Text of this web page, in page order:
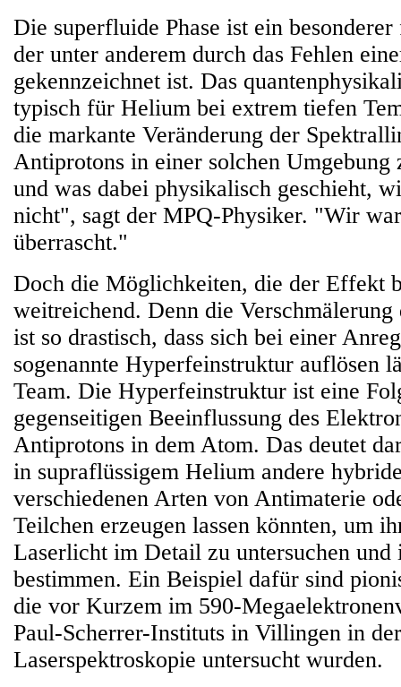
Die superfluide Phase ist ein
der unter anderem durch das Fehlen
gekennzeichnet ist. Das
typisch für Helium bei extrem tiefen
die markante Veränderung der
Antiprotons in einer solchen Umgebung
und was dabei physikalisch geschieht,
nicht", sagt der MPQ-Physiker. "Wir
überrascht."
Doch die Möglichkeiten, die der Effekt
weitreichend. Denn die Verschmälerung
ist so drastisch, dass sich bei einer
sogenannte Hyperfeinstruktur auflösen
Team. Die Hyperfeinstruktur ist eine
gegenseitigen Beeinflussung des
Antiprotons in dem Atom. Das deutet
in supraflüssigem Helium andere
verschiedenen Arten von Antimaterie
Teilchen erzeugen lassen könnten, um
Laserlicht im Detail zu untersuchen und
bestimmen. Ein Beispiel dafür sind
die vor Kurzem im 590-
Paul-Scherrer-Instituts in Villingen in
Laserspektroskopie untersucht wurden.